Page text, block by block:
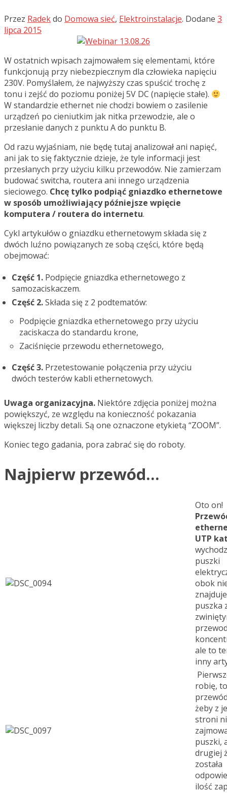
Przez Radekdo Domowa sieć, Elektroinstalacje. Dodane 3
lipca 2015
W ostatnich wpisach zajmowałem się elementami, które
funkcjonują przy niebezpiecznym dla człowieka napięciu
230V. Pomyślałem, że najwyższy czas spuścić trochę z
tonu i zejść do poziomu poniżej 5V DC (napięcie stałe).
W standardzie ethernet nie chodzi bowiem o zasilenie
urządzeń po cieniutkim jak nitka przewodzie, ale o
przesłanie danych z punktu A do punktu B.
Od razu wyjaśniam, nie będę tutaj analizował ani napięć,
ani jak to się faktycznie dzieje, że tyle informacji jest
przesłanych przy użyciu kilku przewodów. Nie zamierzam
budować switcha, routera ani innego urządzenia
sieciowego. Chcę tylko podpiąć gniazdko ethernetowe
w sposób umożliwiający późniejsze wpięcie
komputera / routera do internetu.
Cykl artykułów o gniazdku ethernetowym składa się z
dwóch luźno powiązanych ze sobą części, które będą
obejmować:
Część 1. Podpięcie gniazdka ethernetowego z
samozaciskaczem.
Część 2.Składa się z 2 podtematów:
Podpięcie gniazdka ethernetowego przy użyciu
zaciskacza do standardu krone,
Zaciśnięcie przewodu ethernetowego,
Część 3. Przetestowanie połączenia przy użyciu
dwóch testerów kabli ethernetowych.
Uwaga organizacyjna. Niektóre zdjęcia poniżej można
powiększyć, ze względu na konieczność pokazania
większej liczby detali. Są one oznaczone etykietą “ZOOM”.
Koniec tego gadania, pora zabrać się do roboty.
Najpierw przewód…
Oto on!
UTP
puszki
obok
puszka
ale to
inny
robię,
żeby z
stroni
puszki,
drugiej
została
ilość